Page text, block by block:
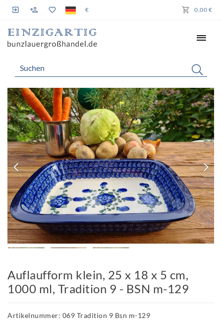
€ 0,00 €
Auflaufform klein, 25 x 18 x 5 cm,
1000 ml, Tradition 9 - BSN m-129
Artikelnummer: 069 Tradition 9 Bsn m-129